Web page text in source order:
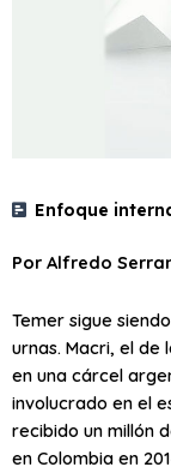
Enfoque
Por Alfredo
Temer sigue
urnas. Macri, el de
en una cárcel
involucrado en el
recibido un millón
en Colombia en